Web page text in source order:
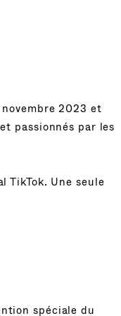
2023 et
passionnés par les
TikTok. Une seule
spéciale du